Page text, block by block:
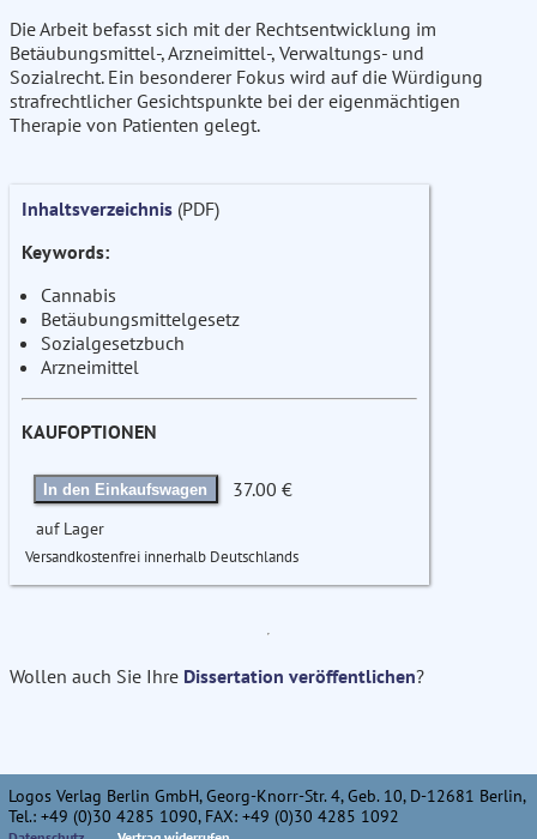
Die Arbeit befasst sich mit der Rechtsentwicklung im
Betäubungsmittel-, Arzneimittel-, Verwaltungs- und
Sozialrecht. Ein besonderer Fokus wird auf die Würdigung
strafrechtlicher Gesichtspunkte bei der eigenmächtigen
Therapie von Patienten gelegt.
Inhaltsverzeichnis (PDF)
Keywords:
Cannabis
Betäubungsmittelgesetz
Sozialgesetzbuch
Arzneimittel
KAUFOPTIONEN
In den Einkaufswagen 37.00 €
auf Lager
Versandkostenfrei innerhalb Deutschlands
Wollen auch Sie Ihre Dissertation veröffentlichen?
Logos Verlag Berlin GmbH, Georg-Knorr-Str. 4, Geb. 10, D-12681 Berlin,
Tel.: +49 (0)30 4285 1090, FAX: +49 (0)30 4285 1092